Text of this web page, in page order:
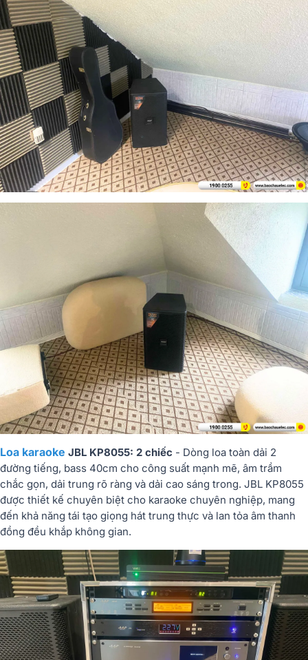
Loa karaoke JBL KP8055: 2 chiếc - Dòng loa toàn dải 2
đường tiếng, bass 40cm cho công suất mạnh mẽ, âm trầm
chắc gọn, dải trung rõ ràng và dải cao sáng trong. JBL KP8055
được thiết kế chuyên biệt cho karaoke chuyên nghiệp, mang
đến khả năng tái tạo giọng hát trung thực và lan tỏa âm thanh
đồng đều khắp không gian.